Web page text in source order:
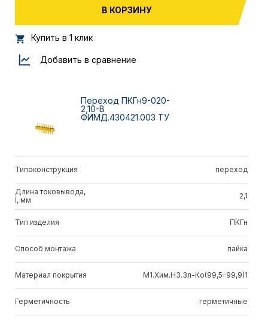
В КОРЗИНУ
Купить в 1 клик
Добавить в сравнение
Переход ПКГн9-020-
2,10-В
ФИМД.430421.003 ТУ
Типоконструкция переход
Длина токовывода,
l, мм
2,1
Тип изделия ПКГн
Способ монтажа пайка
Материал покрытия М1.Хим.Н3.Зл-Ко(99,5-99,9)1
Герметичность герметичные